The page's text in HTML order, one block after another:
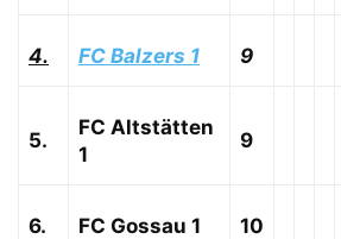
4. FC Balzers 1 9
5.
FC Altstätten
1
9
6. FC Gossau 1 10